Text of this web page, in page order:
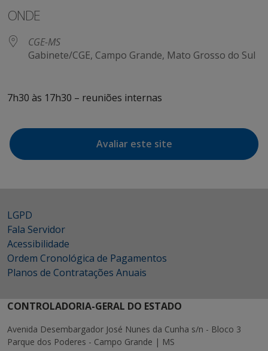
ONDE
CGE-MS
Gabinete/CGE, Campo Grande, Mato Grosso do Sul
7h30 às 17h30 – reuniões internas
Avaliar este site
LGPD
Fala Servidor
Acessibilidade
Ordem Cronológica de Pagamentos
Planos de Contratações Anuais
CONTROLADORIA-GERAL DO ESTADO
Avenida Desembargador José Nunes da Cunha s/n - Bloco 3
Parque dos Poderes - Campo Grande | MS